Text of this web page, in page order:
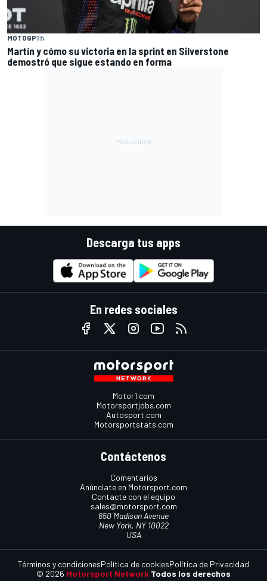
MOTOGP1 h
Martín y cómo su victoria en la sprint en Silverstone
demostró que sigue estando en forma
Descarga tus apps
En redes sociales
Motor1.com
Motorsportjobs.com
Autosport.com
Motorsportstats.com
Contáctenos
Comentarios
Anúnciate en Motorsport.com
Contacte con el equipo
sales@motorsport.com
650 Madison Avenue
New York, NY 10022
USA
© 2026 Motorsport Network Todos los derechos
Términos y condicionesPolítica de cookiesPolítica de Privacidad